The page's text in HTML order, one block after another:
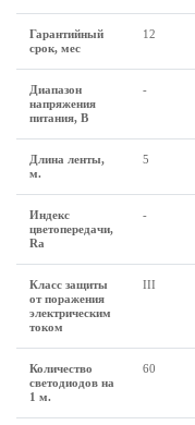
Гарантийный
срок, мес
12
Диапазон
напряжения
питания, В
-
Длина ленты,
м.
5
Индекс
цветопередачи,
Ra
-
Класс защиты
от поражения
электрическим
током
III
Количество
светодиодов на
1 м.
60